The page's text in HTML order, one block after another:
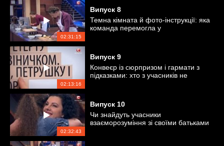
02:31:15
Випуск 8
Темна кімната й фото-інструкції: яка
команда перемогла у
02:13:16
Випуск 9
Конвеєр із сюрпризом і гармати з
підказками: хто з учасників не
02:32:43
Випуск 10
Чи знайдуть учасники
взаєморозуміння зі своїми батьками